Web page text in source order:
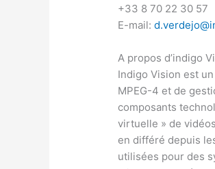
+33 8 70 22 30 57
E-mail:
A propos d’indigo
Indigo Vision est
MPEG-4 et de
composants
virtuelle » de
en différé depuis
utilisées pour des